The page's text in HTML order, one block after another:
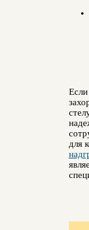
для